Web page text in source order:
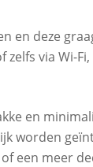
en deze
via Wi-
en
worden
een meer